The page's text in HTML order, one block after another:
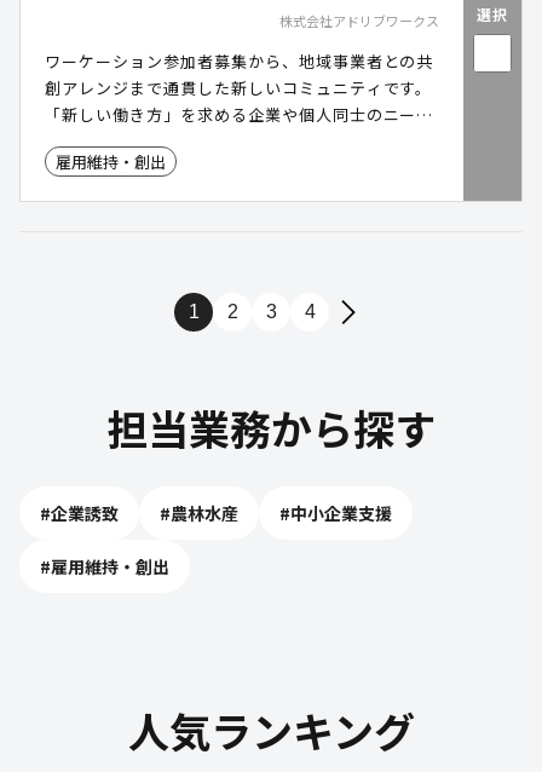
株式会社アドリブワークス
ワーケーション参加者募集から、地域事業者との共
創アレンジまで通貫した新しいコミュニティです。
「新しい働き方」を求める企業や個人同士のニーズ
マッチングおよび人材開発・共同プロジェクト創造
のコーディネートを実施しています。
雇用維持・創出
選択
1 2 3 4
担当業務から探す
#企業誘致 #農林水産 #中小企業支援
#雇用維持・創出
人気ランキング